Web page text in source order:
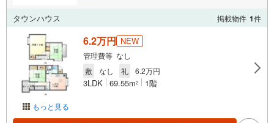
タウンハウス 掲載物件 1件
もっと見る
6.2万円 NEW
管理費等 なし
敷
なし 礼 6.2万円
3LDK 69.55m2 1階